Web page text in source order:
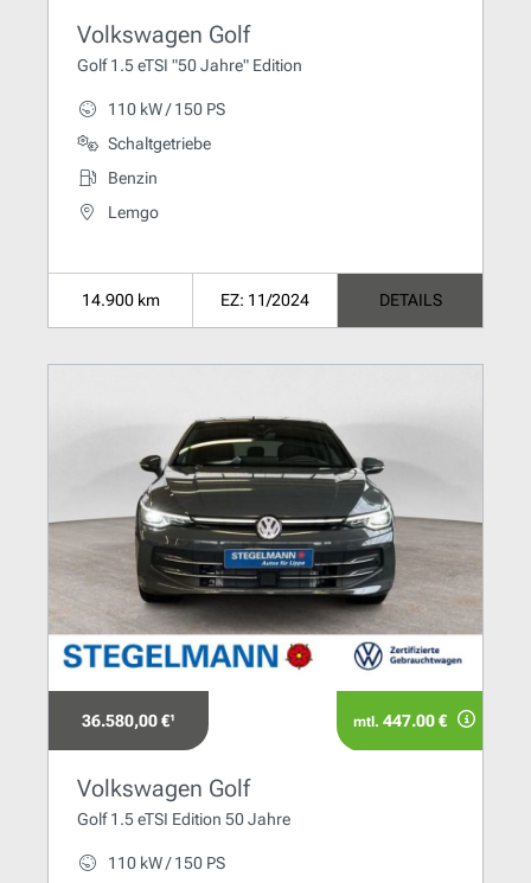
Volkswagen Golf
Golf 1.5 eTSI "50 Jahre" Edition
110 kW / 150 PS
Schaltgetriebe
Benzin
Lemgo
14.900 km EZ: 11/2024 DETAILS
36.580,00 €¹ mtl. 447.00 €
Volkswagen Golf
Golf 1.5 eTSI Edition 50 Jahre
110 kW / 150 PS